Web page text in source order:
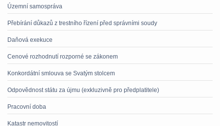
Územní samospráva
Přebírání důkazů z trestního řízení před správními soudy
Daňová exekuce
Cenové rozhodnutí rozporné se zákonem
Konkordátní smlouva se Svatým stolcem
Odpovědnost státu za újmu (exkluzivně pro předplatitele)
Pracovní doba
Katastr nemovitostí